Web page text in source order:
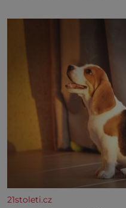
naší povaze, ale i v
znamení Ženy narozené
Střelce v sobě nesou
21stoleti.cz